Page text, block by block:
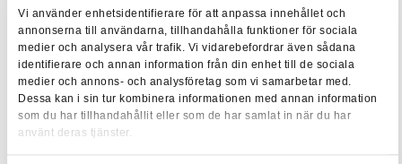
Vi använder enhetsidentifierare för att anpassa innehållet och
annonserna till användarna, tillhandahålla funktioner för sociala
medier och analysera vår trafik. Vi vidarebefordrar även sådana
identifierare och annan information från din enhet till de sociala
medier och annons- och analysföretag som vi samarbetar med.
Dessa kan i sin tur kombinera informationen med annan information
som du har tillhandahållit eller som de har samlat in när du har
använt deras tjänster.
attrahera de som vill vara med och göra skillnad på riktigt.
Vill du ställa någon mer fråga till Anna Wingmark? Du når
henne på anna.wingmark@hembla.se
Vill du ha en samarbetspartner när det gäller utbildningar